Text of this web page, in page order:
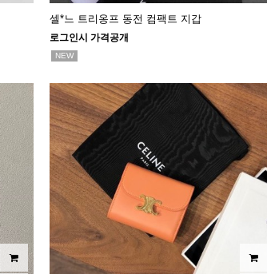
셀*느 트리옹프 동전 컴팩트 지갑
로그인시 가격공개
NEW